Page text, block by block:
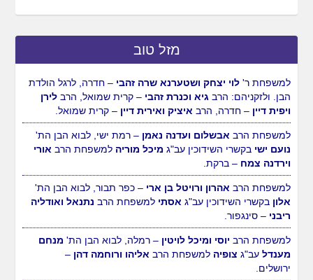
מזל טוב
למשפחת ר'לוי יצחק ושטערנא שרה זהבי – חדרה, לרגל הולדת
הבן. ולזקניהם: הרב גיא וכנרת זהבי – קרית שמואל, הרב לירן
ויפית דיין – חדרה, הרב איציק ואירית דיין – קרית שמואל.
למשפחת הרב אבשלום ועדנה נאמן – רמת ישי, לבוא הבן הת'
נועם ישי בקשרי השידוכין עב"ג מיכל מוריה למשפחת הרב אורי
וירדנה צמח – ברקת.
למשפחת הרב אהרון ורויטל בן ארי – כפר תבור, לבוא הבן הת'
אלון בקשרי השידוכין עב"ג אסתי למשפחת הרב נתנאל ואודליה
ריבני – סינגפור.
למשפחת הרב יוסי ומיכל לויטין – רמלה, לבוא הבן הת' מנחם
מענדל עב"ג צופיה למשפחת הרב אליהו ורוחמה דהן –
ירושלים.